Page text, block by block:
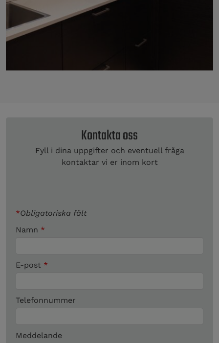
Kontakta oss
Fyll i dina uppgifter och eventuell fråga
kontaktar vi er inom kort
*Obligatoriska fält
Namn *
E-post *
Telefonnummer
Meddelande